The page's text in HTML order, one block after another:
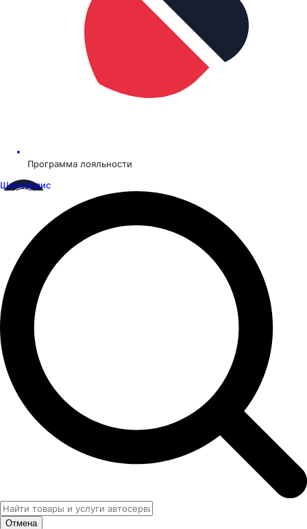
Программа лояльности
Шинсервис
Отмена